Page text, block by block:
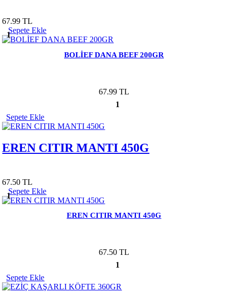
67.99 TL
1
Sepete Ekle
BOLİEF DANA BEEF 200GR
67.99 TL
1
Sepete Ekle
EREN CITIR MANTI 450G
67.50 TL
1
Sepete Ekle
EREN CITIR MANTI 450G
67.50 TL
1
Sepete Ekle